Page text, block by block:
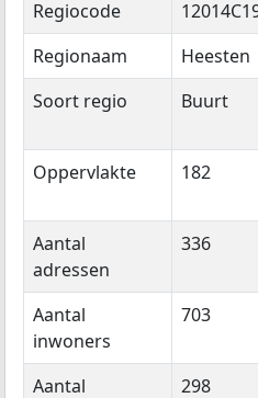
Regiocode
Regionaam
Heesten
Soort regio
Buurt
Oppervlakte 182
Aantal
adressen
336
Aantal
inwoners
703
Aantal 298